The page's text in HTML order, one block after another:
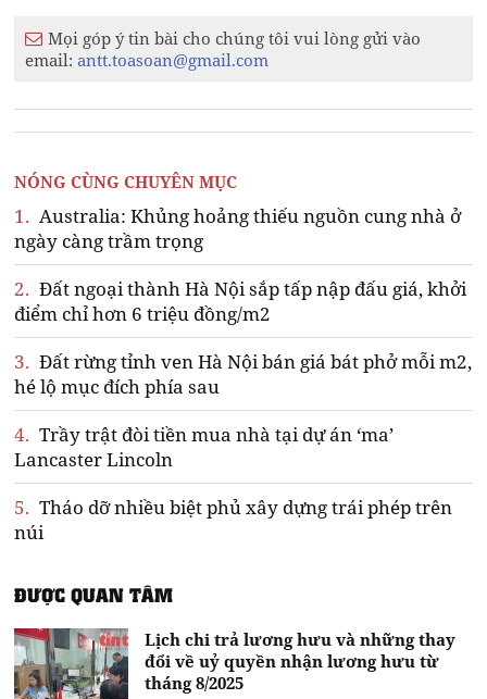
Mọi góp ý tin bài cho chúng tôi vui lòng gửi vào
email:antt.toasoan@gmail.com
NÓNG CÙNG CHUYÊN MỤC
1. Australia: Khủng hoảng thiếu nguồn cung nhà ở
ngày càng trầm trọng
2. Đất ngoại thành Hà Nội sắp tấp nập đấu giá, khởi
điểm chỉ hơn 6 triệu đồng/m2
3. Đất rừng tỉnh ven Hà Nội bán giá bát phở mỗi m2,
hé lộ mục đích phía sau
4. Trầy trật đòi tiền mua nhà tại dự án ‘ma’
Lancaster Lincoln
5. Tháo dỡ nhiều biệt phủ xây dựng trái phép trên
núi
ĐƯỢC QUAN TÂM
Lịch chi trả lương hưu và những thay
đổi về uỷ quyền nhận lương hưu từ
tháng 8/2025